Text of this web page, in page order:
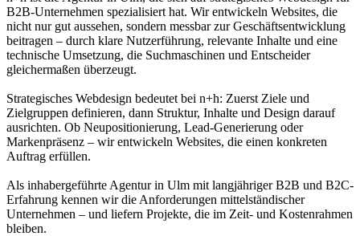
B2B-Unternehmen spezialisiert hat. Wir entwickeln Websites, die
nicht nur gut aussehen, sondern messbar zur Geschäftsentwicklung
beitragen – durch klare Nutzerführung, relevante Inhalte und eine
technische Umsetzung, die Suchmaschinen und Entscheider
gleichermaßen überzeugt.
Strategisches Webdesign bedeutet bei n+h: Zuerst Ziele und
Zielgruppen definieren, dann Struktur, Inhalte und Design darauf
ausrichten. Ob Neupositionierung, Lead-Generierung oder
Markenpräsenz – wir entwickeln Websites, die einen konkreten
Auftrag erfüllen.
Als inhabergeführte Agentur in Ulm mit langjähriger B2B und B2C-
Erfahrung kennen wir die Anforderungen mittelständischer
Unternehmen – und liefern Projekte, die im Zeit- und Kostenrahmen
bleiben.